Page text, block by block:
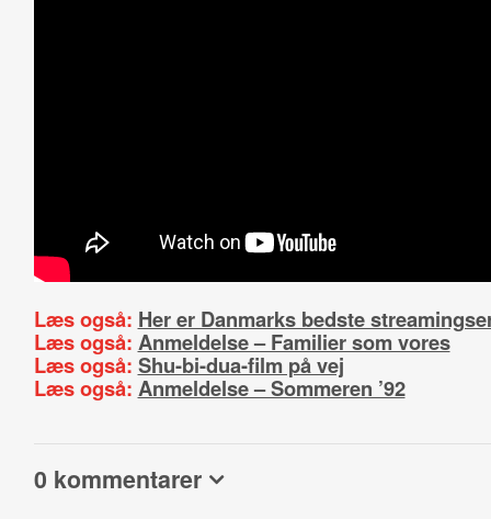
Læs også: Her er Danmarks bedste
Læs også: Anmeldelse – Familier som vores
Læs også: Shu-bi-dua-film på vej
Læs også: Anmeldelse – Sommeren ’92
0 kommentarer